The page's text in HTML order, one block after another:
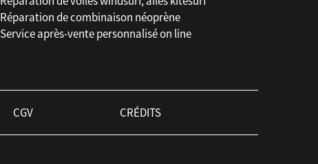
Réparation de combinaison néoprène
Service après-vente personnalisé on line
CGV CRÉDITS